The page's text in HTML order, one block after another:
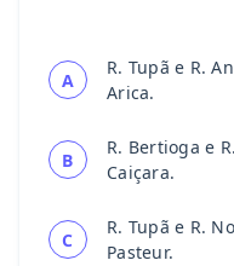
A
R. Tupã e R.
Arica.
B
R. Bertioga e
Caiçara.
C
R. Tupã e R.
Pasteur.